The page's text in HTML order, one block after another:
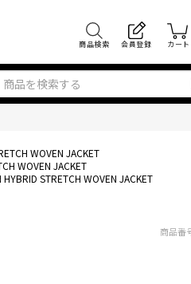
商品検索 会員登録 カート
WOVEN JACKET
WOVEN JACKET
HYBRID STRETCH WOVEN JACKET
商品番